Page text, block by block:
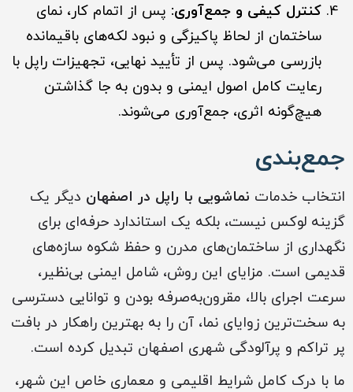
کنترل کیفی و جمع‌آوری: پس از اتمام کار، نمای
ساختمان از لحاظ پاکیزگی و نبود لکه‌های باقیمانده
بازرسی می‌شود. پس از تأیید نهایی، تجهیزات راپل با
رعایت کامل اصول ایمنی و بدون به جا گذاشتن
هیچ‌گونه اثری، جمع‌آوری می‌شوند.
جمع‌بندی
انتخاب خدمات نماشویی با راپل در اصفهان دیگر یک
گزینه لوکس نیست، بلکه یک استاندارد حرفه‌ای برای
نگهداری از ساختمان‌های مدرن و حفظ شکوه سازه‌های
قدیمی است. مزایای این روش، شامل ایمنی بی‌نظیر،
سرعت اجرای بالا، مقرون‌به‌صرفه بودن و توانایی دسترسی
به سخت‌ترین زوایای نما، آن را به بهترین راهکار در بافت
پر تراکم و پرآلودگی شهری اصفهان تبدیل کرده است.
ما با درک کامل شرایط اقلیمی و معماری خاص این شهر،